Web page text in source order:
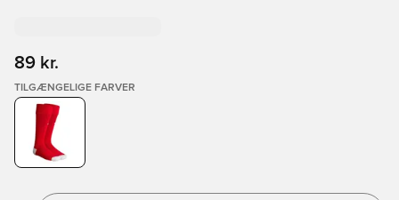
89 kr.
TILGÆNGELIGE FARVER